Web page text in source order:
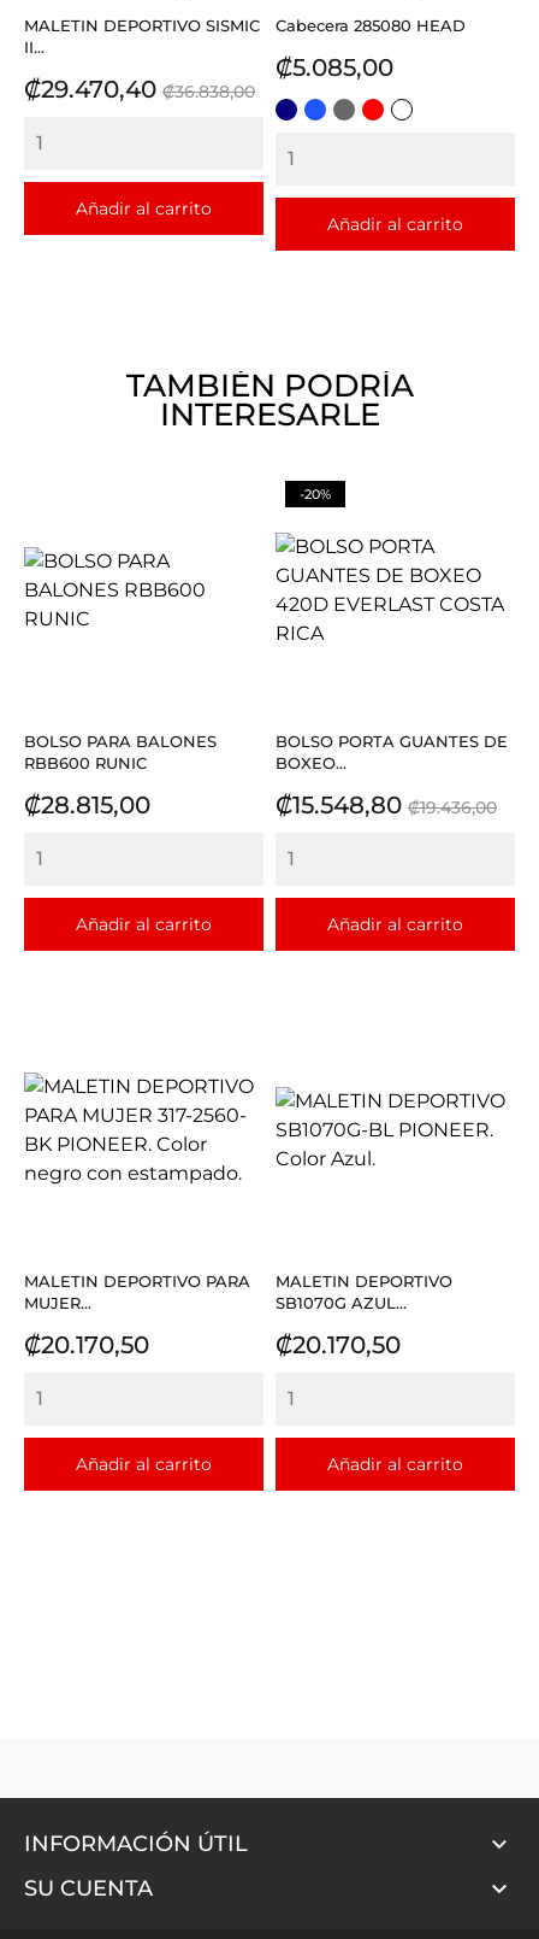
MALETIN DEPORTIVO SISMIC
II...
Precio
₡29.470,40 Precio
₡36.838,00
Añadir al carrito
Cabecera 285080 HEAD
Precio
₡5.085,00
AZULAZULGRISROJOBLANCO
Añadir al carrito
TAMBIÉN PODRÍA
INTERESARLE
BOLSO PARA BALONES
RBB600 RUNIC
Precio
₡28.815,00
Añadir al carrito
BOLSO PORTA GUANTES DE
BOXEO...
Precio
₡15.548,80 Precio
₡19.436,00
Añadir al carrito
-20%
MALETIN DEPORTIVO PARA
MUJER...
Precio
₡20.170,50
Añadir al carrito
MALETIN DEPORTIVO
SB1070G AZUL...
Precio
₡20.170,50
Añadir al carrito
INFORMACIÓN ÚTIL 
SU CUENTA 